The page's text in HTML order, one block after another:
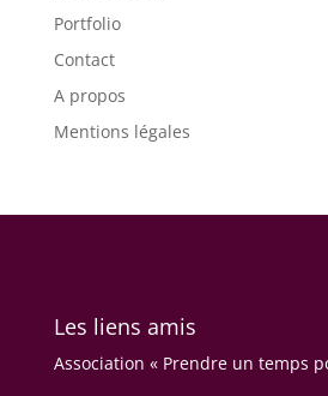
Portfolio
Contact
A propos
Mentions légales
Les liens amis
Association « Prendre un temps